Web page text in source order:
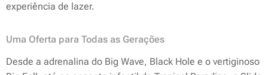
experiência de lazer.
Uma Oferta para Todas as Gerações
Desde a adrenalina do Big Wave, Black Hole e o vertiginoso